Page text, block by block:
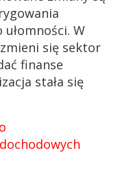
W
się sektor
finanse
stała się